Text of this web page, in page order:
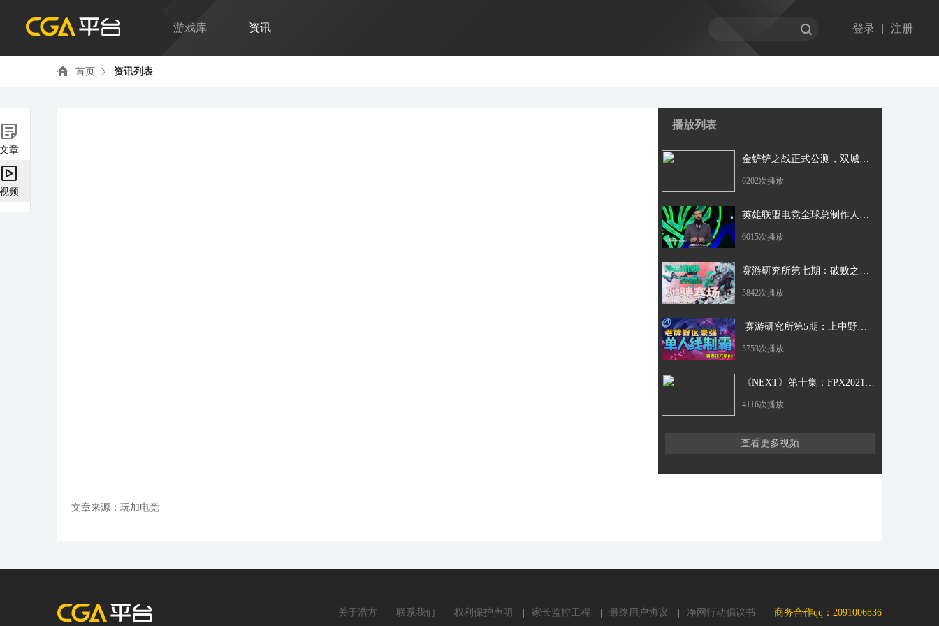
游戏库 资讯 登录 | 注册
首页 资讯列表
文章
视频
播放列表
金铲铲之战正式公测，双城传说赛季同步开启！
6202次播放
英雄联盟电竞全球总制作人：敢于梦想，创意带来技术革新
6015次播放
赛游研究所第七期：破败之王挣脱枷锁，手持巨刃制霸赛场
5842次播放
赛游研究所第5期：上中野三栖梦魇鬼影重重
5753次播放
《NEXT》第十集：FPX2021LPL春季赛纪录片（中）
4116次播放
查看更多视频
文章来源：玩加电竞
关于浩方 联系我们 权利保护声明 家长监控工程 最终用户协议 净网行动倡议书 商务合作qq：2091006836